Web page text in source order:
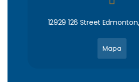
12929 126 Street
Mapa